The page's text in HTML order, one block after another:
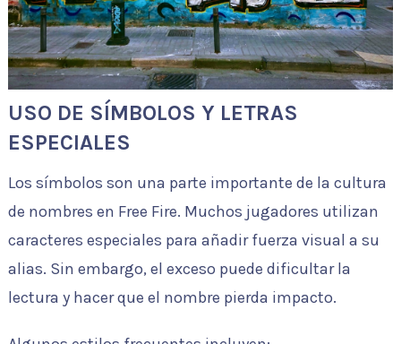
USO DE SÍMBOLOS Y LETRAS
ESPECIALES
Los símbolos son una parte importante de la cultura
de nombres en Free Fire. Muchos jugadores utilizan
caracteres especiales para añadir fuerza visual a su
alias. Sin embargo, el exceso puede dificultar la
lectura y hacer que el nombre pierda impacto.